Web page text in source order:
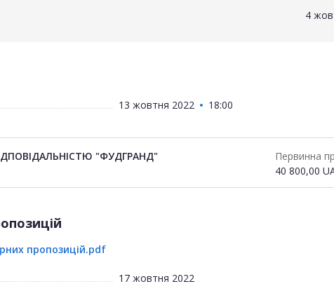
4
13 жовтня 2022 18:00
"ФУДГРАНД"
Первинна
40 800,00
пропозицій.pdf
17 жовтня 2022